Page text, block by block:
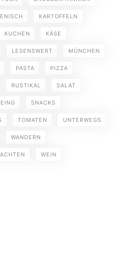
KARTOFFELN
KUCHEN KÄSE
LESENSWERT MÜNCHEN
PASTA PIZZA
RUSTIKAL SALAT
SNACKS
TOMATEN UNTERWEGS
WANDERN
WEIN